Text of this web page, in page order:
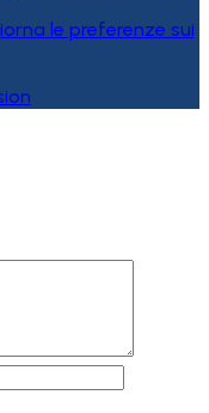
le preferenze sui